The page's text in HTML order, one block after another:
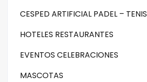
CESPED ARTIFICIAL PADEL – TENIS
HOTELES RESTAURANTES
EVENTOS CELEBRACIONES
MASCOTAS